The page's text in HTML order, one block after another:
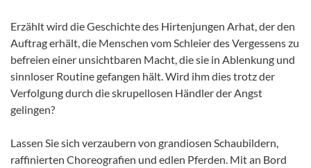
Erzählt wird die Geschichte des Hirtenjungen Arhat, der den
Auftrag erhält, die Menschen vom Schleier des Vergessens zu
befreien einer unsichtbaren Macht, die sie in Ablenkung und
sinnloser Routine gefangen hält. Wird ihm dies trotz der
Verfolgung durch die skrupellosen Händler der Angst
gelingen?
Lassen Sie sich verzaubern von grandiosen Schaubildern,
raffinierten Choreografien und edlen Pferden. Mit an Bord